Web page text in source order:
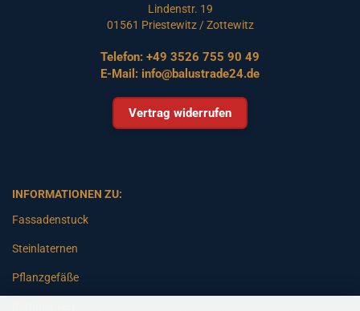
Lindenstr. 19
01561 Priestewitz / Zottewitz
Telefon: +49 3526 755 90 49
E-Mail: info@balustrade24.de
Vertrag widerrufen
INFORMATIONEN ZU:
Fassadenstuck
Steinlaternen
Pflanzgefäße